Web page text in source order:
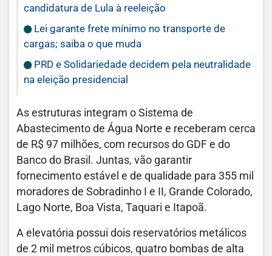
candidatura de Lula à reeleição
Lei garante frete mínimo no transporte de
cargas; saiba o que muda
PRD e Solidariedade decidem pela neutralidade
na eleição presidencial
As estruturas integram o Sistema de
Abastecimento de Água Norte e receberam cerca
de R$ 97 milhões, com recursos do GDF e do
Banco do Brasil. Juntas, vão garantir
fornecimento estável e de qualidade para 355 mil
moradores de Sobradinho I e II, Grande Colorado,
Lago Norte, Boa Vista, Taquari e Itapoã.
A elevatória possui dois reservatórios metálicos
de 2 mil metros cúbicos, quatro bombas de alta